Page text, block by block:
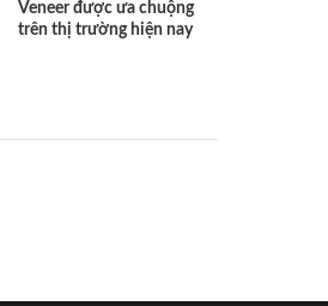
Veneer được ưa chuộng
trên thị trường hiện nay